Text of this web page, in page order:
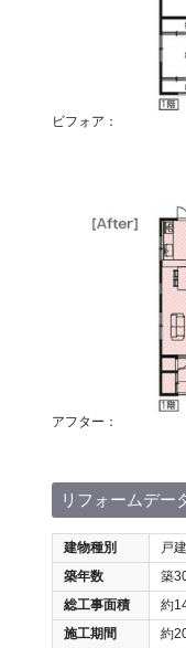
ビフォア：
アフター：
リフォームデー
建物種別
戸
築年数
築
総工事面積
約
施工期間
約